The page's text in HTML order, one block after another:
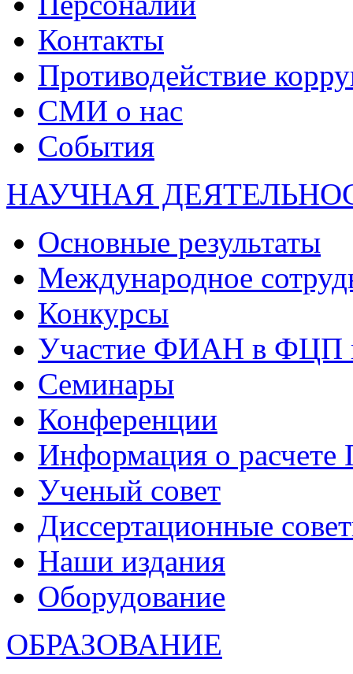
Контакты
Противодействие
СМИ о нас
События
НАУЧНАЯ
Основные результаты
Международное
Конкурсы
Участие ФИАН в ФЦП
Семинары
Конференции
Информация о
Ученый совет
Диссертационные
Наши издания
Оборудование
ОБРАЗОВАНИЕ